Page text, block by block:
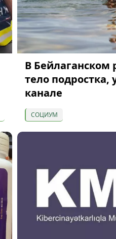
В
тело подростка,
канале
СОЦИУМ